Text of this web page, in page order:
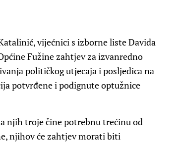
vijećnici s izborne liste Davida
Fužine zahtjev za izvanredno
političkog utjecaja i posljedica na
potvrđene i podignute optužnice
njih troje čine potrebnu trećinu od
njihov će zahtjev morati biti